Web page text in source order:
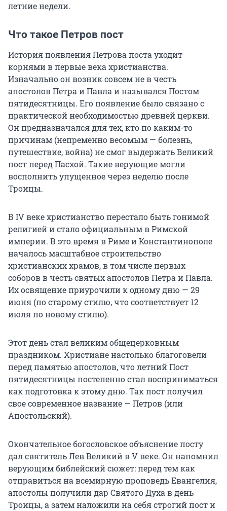
летние недели.
Что такое Петров пост
История появления Петрова поста уходит
корнями в первые века христианства.
Изначально он возник совсем не в честь
апостолов Петра и Павла и назывался Постом
пятидесятницы. Его появление было связано с
практической необходимостью древней церкви.
Он предназначался для тех, кто по каким-то
причинам (непременно весомым — болезнь,
путешествие, война) не смог выдержать Великий
пост перед Пасхой. Такие верующие могли
восполнить упущенное через неделю после
Троицы.
В IV веке христианство перестало быть гонимой
религией и стало официальным в Римской
империи. В это время в Риме и Константинополе
началось масштабное строительство
христианских храмов, в том числе первых
соборов в честь святых апостолов Петра и Павла.
Их освящение приурочили к одному дню — 29
июня (по старому стилю, что соответствует 12
июля по новому стилю).
Этот день стал великим общецерковным
праздником. Христиане настолько благоговели
перед памятью апостолов, что летний Пост
пятидесятницы постепенно стал восприниматься
как подготовка к этому дню. Так пост получил
свое современное название — Петров (или
Апостольский).
Окончательное богословское объяснение посту
дал святитель Лев Великий в V веке. Он напомнил
верующим библейский сюжет: перед тем как
отправиться на всемирную проповедь Евангелия,
апостолы получили дар Святого Духа в день
Троицы, а затем наложили на себя строгий пост и